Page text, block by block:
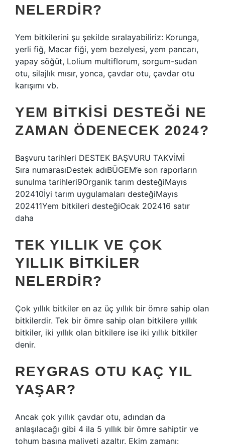
NELERDIR?
Yem bitkilerini şu şekilde sıralayabiliriz: Korunga,
yerli fiğ, Macar fiği, yem bezelyesi, yem pancarı,
yapay söğüt, Lolium multiflorum, sorgum-sudan
otu, silajlık mısır, yonca, çavdar otu, çavdar otu
karışımı vb.
YEM BITKISI DESTEĞI NE
ZAMAN ÖDENECEK 2024?
Başvuru tarihleri ​​​​​​​​DESTEK BAŞVURU TAKVİMİ ​ ​ ​ ​ ​ ​
Sıra numarasıDestek adıBÜGEM’e son raporların
sunulma tarihleri9Organik tarım desteğiMayıs
202410İyi tarım uygulamaları desteğiMayıs
202411Yem bitkileri desteğiOcak 202416 satır
daha
TEK YILLIK VE ÇOK
YILLIK BITKILER
NELERDIR?
Çok yıllık bitkiler en az üç yıllık bir ömre sahip olan
bitkilerdir. Tek bir ömre sahip olan bitkilere yıllık
bitkiler, iki yıllık olan bitkilere ise iki yıllık bitkiler
denir.
REYGRAS OTU KAÇ YIL
YAŞAR?
Ancak çok yıllık çavdar otu, adından da
anlaşılacağı gibi 4 ila 5 yıllık bir ömre sahiptir ve
tohum başına maliyeti azaltır. Ekim zamanı: